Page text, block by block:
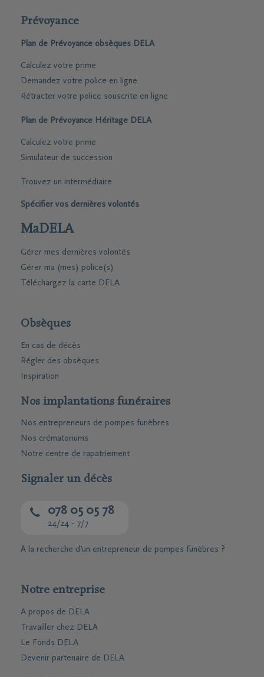
Prévoyance
Plan de Prévoyance obsèques DELA
Calculez votre prime
Demandez votre police en ligne
Rétracter votre police souscrite en ligne
Plan de Prévoyance Héritage DELA
Calculez votre prime
Simulateur de succession
Trouvez un intermédiaire
Spécifier vos dernières volontés
MaDELA
Gérer mes dernières volontés
Gérer ma (mes) police(s)
Téléchargez la carte DELA
Obsèques
En cas de décès
Régler des obsèques
Inspiration
Nos implantations funéraires
Nos entrepreneurs de pompes funèbres
Nos crématoriums
Notre centre de rapatriement
Signaler un décès
078 05 05 78
24/24 - 7/7
À la recherche d’un entrepreneur de pompes funèbres ?
Notre entreprise
A propos de DELA
Travailler chez DELA
Le Fonds DELA
Devenir partenaire de DELA